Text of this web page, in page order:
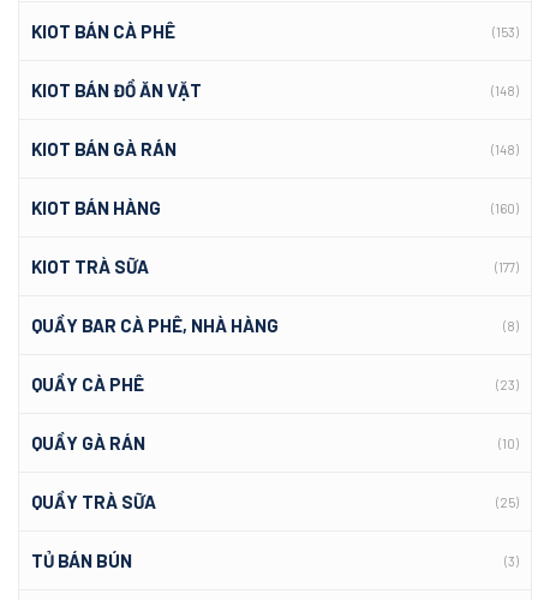
KIOT BÁN CÀ PHÊ (153)
KIOT BÁN ĐỒ ĂN VẶT (148)
KIOT BÁN GÀ RÁN (148)
KIOT BÁN HÀNG (160)
KIOT TRÀ SỮA (177)
QUẦY BAR CÀ PHÊ, NHÀ HÀNG (8)
QUẦY CÀ PHÊ (23)
QUẦY GÀ RÁN (10)
QUẦY TRÀ SỮA (25)
TỦ BÁN BÚN (3)